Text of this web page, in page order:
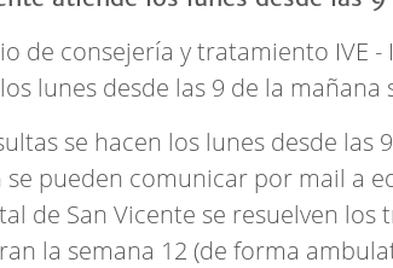
de consejería y tratamiento IVE
lunes desde las 9 de la mañana
se hacen los lunes desde las
pueden comunicar por mail a
de San Vicente se resuelven
la semana 12 (de forma